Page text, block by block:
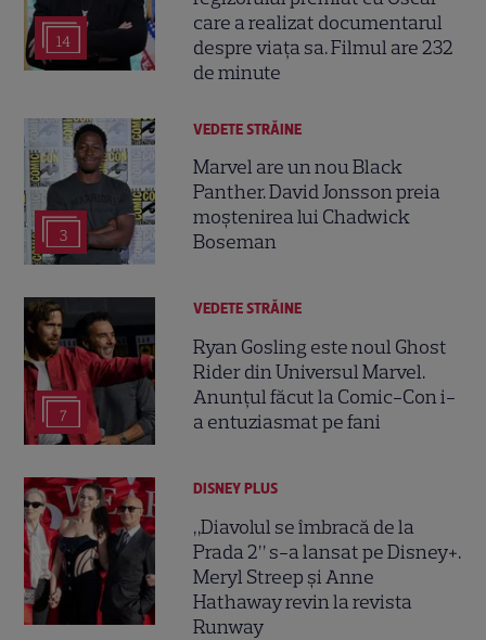
14
care a realizat documentarul
despre viața sa. Filmul are 232
de minute
3
VEDETE STRĂINE
Marvel are un nou Black
Panther. David Jonsson preia
moștenirea lui Chadwick
Boseman
7
VEDETE STRĂINE
Ryan Gosling este noul Ghost
Rider din Universul Marvel.
Anunțul făcut la Comic-Con i-
a entuziasmat pe fani
DISNEY PLUS
„Diavolul se îmbracă de la
Prada 2” s-a lansat pe Disney+.
Meryl Streep și Anne
Hathaway revin la revista
Runway